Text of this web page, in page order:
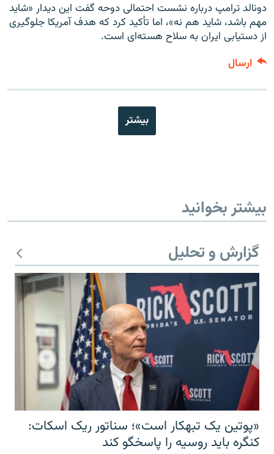
دونالد ترامپ درباره نشست احتمالی دوحه گفت این دیدار «شاید
مهم باشد، شاید هم نه»، اما تأکید کرد که هدف آمریکا جلوگیری
از دستیابی ایران به سلاح هسته‌ای است.
ارسال
بیشتر
بیشتر بخوانید
گزارش و تحلیل
«پوتین یک تبهکار است»؛ سناتور ریک اسکات:
کنگره باید روسیه را پاسخگو کند